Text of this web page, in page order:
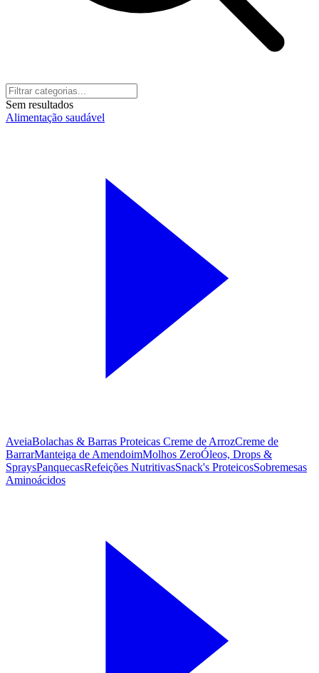
Sem resultados
Alimentação saudável
AveiaBolachas & Barras Proteicas Creme de ArrozCreme de
BarrarManteiga de AmendoimMolhos ZeroÓleos, Drops &
SpraysPanquecasRefeições NutritivasSnack's ProteicosSobremesas
Aminoácidos